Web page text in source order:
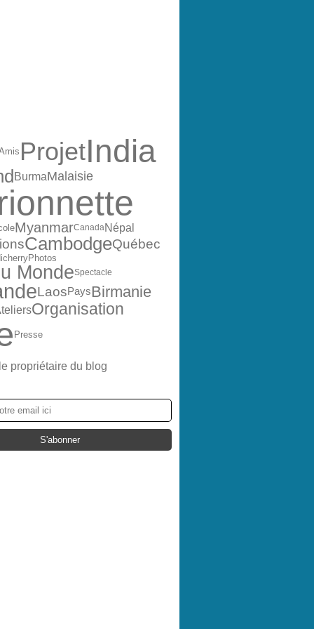
ProjetIndia
BurmaMalaisie
MyanmarCanadaNépal
CambodgeQuébec
Photos
MondeSpectacle
LaosPaysBirmanie
Organisation
Presse
propriétaire du blog